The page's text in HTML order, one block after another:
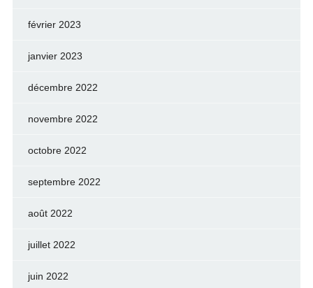
février 2023
janvier 2023
décembre 2022
novembre 2022
octobre 2022
septembre 2022
août 2022
juillet 2022
juin 2022